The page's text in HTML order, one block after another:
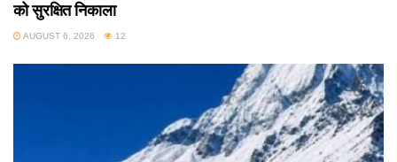
को सुरक्षित निकाला
AUGUST 6, 2026 12